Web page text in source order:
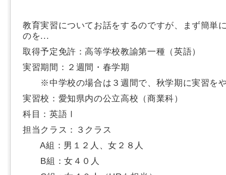
教育実習についてお話をするのですが、まず簡単
のを...
取得予定免許：高等学校教諭第一種（英語）
実習期間：２週間・春学期
※中学校の場合は３週間で、秋学期に実習を
実習校：愛知県内の公立高校（商業科）
科目：英語Ⅰ
担当クラス：３クラス
A組：男１２人、女２８人
B組：女４０人